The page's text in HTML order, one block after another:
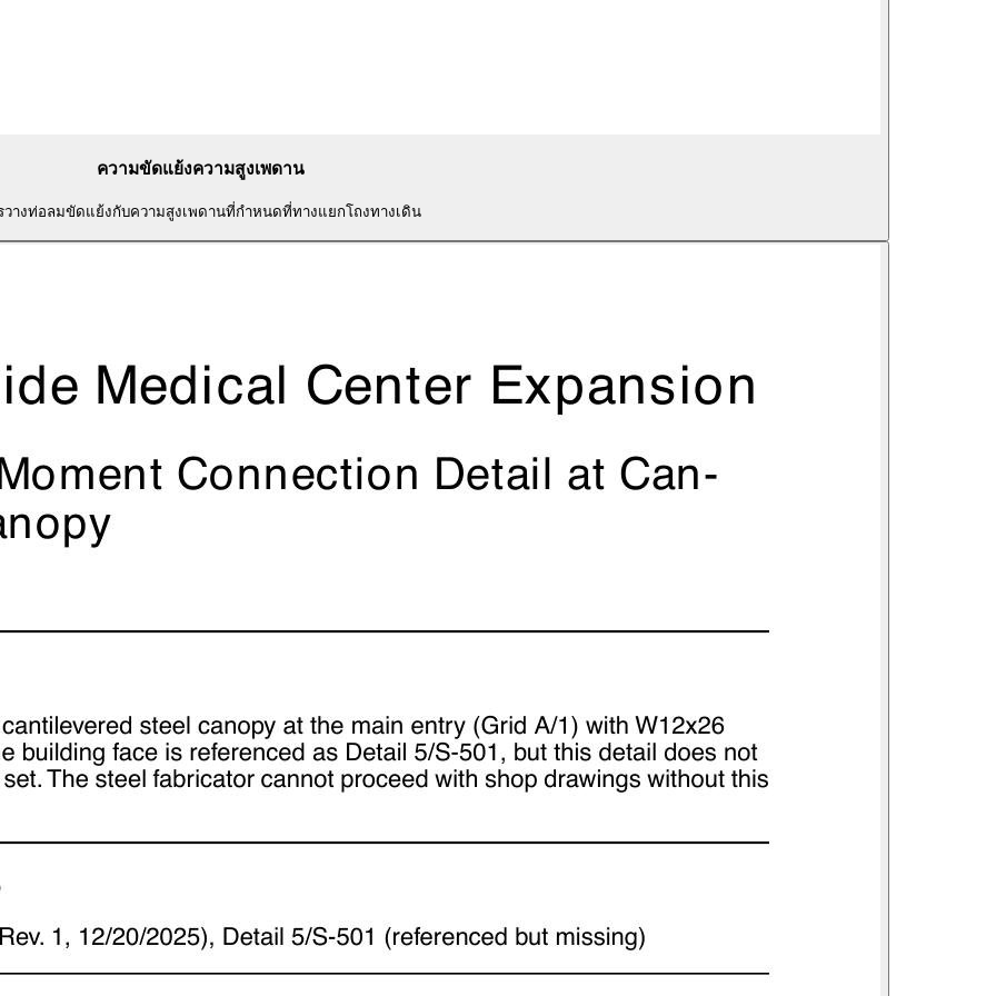
ความขัดแย้งความสูงเพดาน
วางท่อลมขัดแย้งกับความสูงเพดานที่กำหนดที่ทางแยกโถงทางเดิน